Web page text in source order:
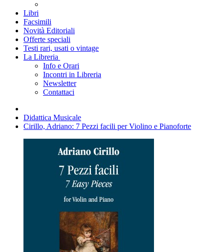
Libri
Facsimili
Novità Editoriali
Offerte speciali
Testi rari, usati o vintage
La Libreria
Info e Orari
Incontri in Libreria
Newsletter
Contattaci
Didattica Musicale
Cirillo, Adriano: 7 Pezzi facili per Violino e Pianoforte